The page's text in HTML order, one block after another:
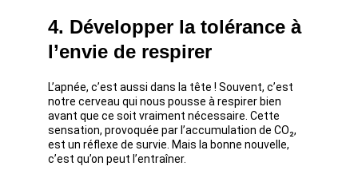
4. Développer la tolérance à
l’envie de respirer
L’apnée, c’est aussi dans la tête ! Souvent, c’est
notre cerveau qui nous pousse à respirer bien
avant que ce soit vraiment nécessaire. Cette
sensation, provoquée par l’accumulation de CO₂,
est un réflexe de survie. Mais la bonne nouvelle,
c’est qu’on peut l’entraîner.